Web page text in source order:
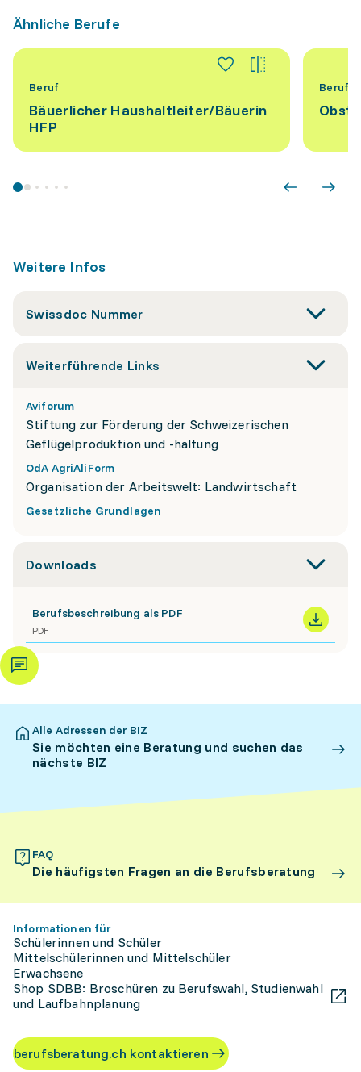
Ähnliche Berufe
Beruf
Bäuerlicher Haushaltleiter/Bäuerin
HFP
Beruf
Weitere Infos
Swissdoc Nummer
Weiterführende Links
Aviforum
Stiftung zur Förderung der Schweizerischen
Geflügelproduktion und -haltung
OdA AgriAliForm
Organisation der Arbeitswelt: Landwirtschaft
Gesetzliche Grundlagen
Downloads
Berufsbeschreibung als PDF
PDF
Alle Adressen der BIZ
Sie möchten eine Beratung und suchen das
nächste BIZ
FAQ
Die häufigsten Fragen an die Berufsberatung
Informationen für
Schülerinnen und Schüler
Mittelschülerinnen und Mittelschüler
Erwachsene
Shop SDBB: Broschüren zu Berufswahl, Studienwahl
und Laufbahnplanung
berufsberatung.ch kontaktieren